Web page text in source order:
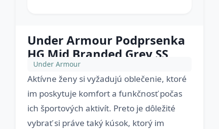
Under Armour Podprsenka
HG Mid Branded Grey SS
Under Armour
Aktívne ženy si vyžadujú oblečenie, ktoré
im poskytuje komfort a funkčnosť počas
ich športových aktivít. Preto je dôležité
vybrať si práve taký kúsok, ktorý im